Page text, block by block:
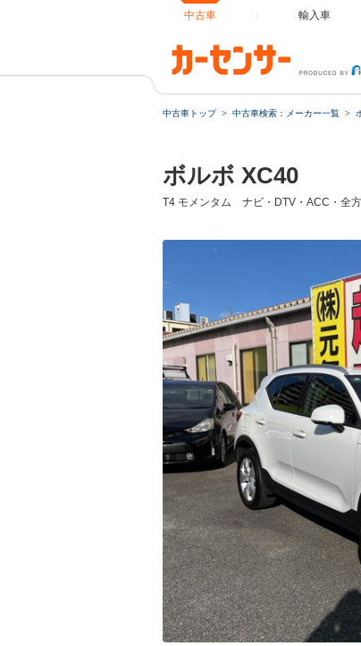
中古車 輸入車
中古車トップ 中古車検索：メーカー一覧
ボルボ XC40
T4 モメンタム ナビ・DTV・ACC・全